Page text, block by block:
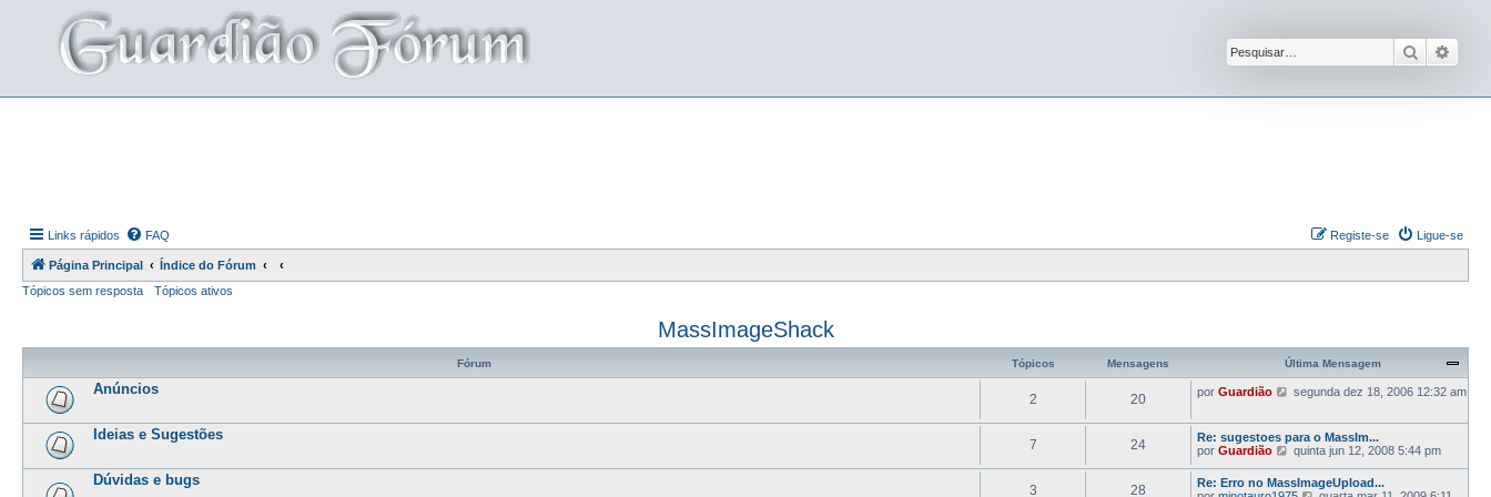
Pesquisar
Links rápidos FAQ Ligue-se
Registe-se
Página Principal
Índice do Fórum
Tópicos sem resposta
Tópicos ativos
MassImageShack
Fórum Tópicos Mensagens Última Mensagem
Anúncios
2 20 por Guardião
V
a
ú
l
t
segunda dez 18, 2006 12:32 am
Ideias e Sugestões
7 24
Re: sugestoes para o MassIm...
por Guardião
V
a
quinta jun 12, 2008 5:44 pm
Dúvidas e bugs
3 28
Re: Erro no MassImageUpload...